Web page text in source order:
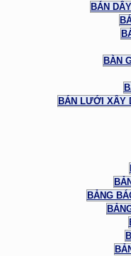
BÁN
BÀN
BÁN LƯỚI XÂY
BẢNG